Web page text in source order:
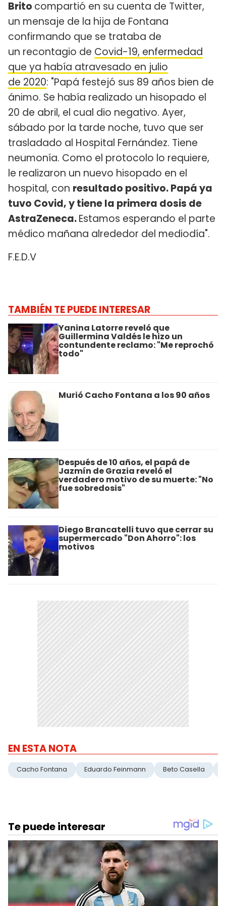
Brito compartió en su cuenta de Twitter,
un mensaje de la hija de Fontana
confirmando que se trataba de
un recontagio de Covid-19, enfermedad
que ya había atravesado en julio
de 2020: "Papá festejó sus 89 años bien de
ánimo. Se había realizado un hisopado el
20 de abril, el cual dio negativo. Ayer,
sábado por la tarde noche, tuvo que ser
trasladado al Hospital Fernández. Tiene
neumonía. Como el protocolo lo requiere,
le realizaron un nuevo hisopado en el
hospital, con resultado positivo. Papá ya
tuvo Covid, y tiene la primera dosis de
AstraZeneca.Estamos esperando el parte
médico mañana alrededor del mediodía".
F.E.D.V
TAMBIÉN TE PUEDE INTERESAR
Yanina Latorre reveló que
Guillermina Valdés le hizo un
contundente reclamo: "Me reprochó
todo"
Murió Cacho Fontana a los 90 años
Después de 10 años, el papá de
Jazmín de Grazia reveló el
verdadero motivo de su muerte: "No
fue sobredosis"
Diego Brancatelli tuvo que cerrar su
supermercado "Don Ahorro": los
motivos
EN ESTA NOTA
Cacho Fontana Eduardo Feinmann Beto Casella